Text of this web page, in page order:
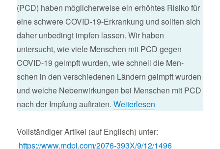
(PCD) haben möglicherweise ein erhöhtes Risiko für
eine schwere COVID-19-Erkrankung und sollten sich
daher unbedingt impfen lassen. Wir haben
untersucht, wie viele Menschen mit PCD gegen
COVID-19 geimpft wurden, wie schnell die Men-
schen in den verschiedenen Ländern geimpft wurden
und welche Nebenwirkungen bei Menschen mit PCD
nach der Impfung auftraten.Weiterlesen
Vollständiger Artikel (auf Englisch) unter:
https://www.mdpi.com/2076-393X/9/12/1496